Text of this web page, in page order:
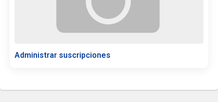
Administrar suscripciones